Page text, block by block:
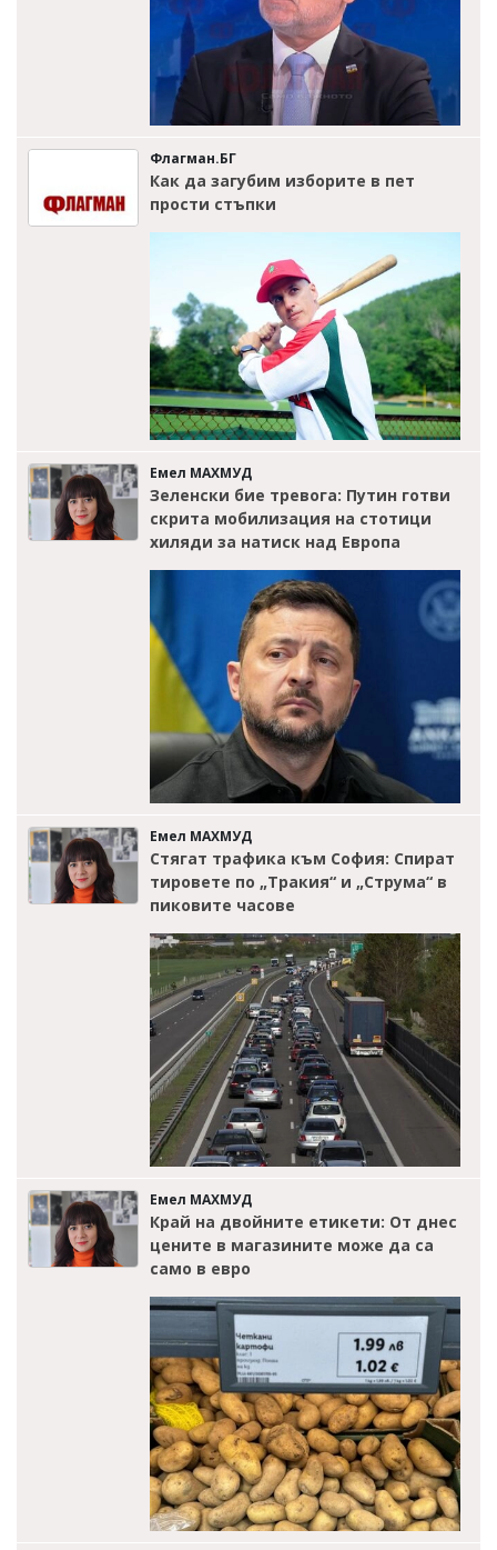
Флагман.БГ
Как да загубим изборите в пет
прости стъпки
Емел МАХМУД
Зеленски бие тревога: Путин готви
скрита мобилизация на стотици
хиляди за натиск над Европа
Емел МАХМУД
Стягат трафика към София: Спират
тировете по „Тракия“ и „Струма“ в
пиковите часове
Емел МАХМУД
Край на двойните етикети: От днес
цените в магазините може да са
само в евро